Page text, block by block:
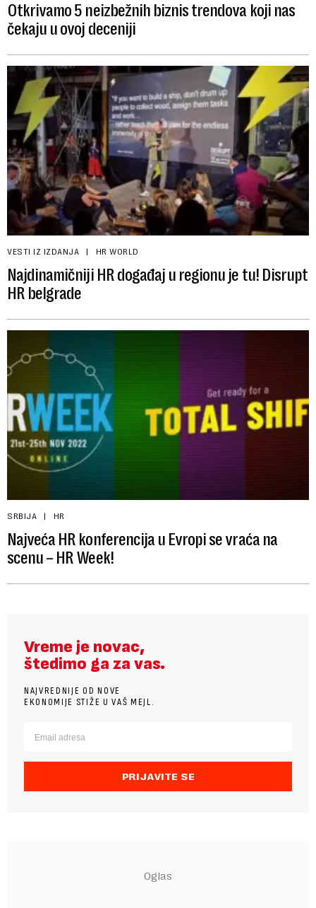
Otkrivamo 5 neizbežnih biznis trendova koji nas
čekaju u ovoj deceniji
VESTI IZ IZDANJA HR WORLD
Najdinamičniji HR događaj u regionu je tu! Disrupt
HR belgrade
SRBIJA HR
Najveća HR konferencija u Evropi se vraća na
scenu – HR Week!
Vreme je novac,
štedimo ga za vas.
NAJVREDNIJE OD NOVE
EKONOMIJE STIŽE U VAŠ MEJL.
PRIJAVITE SE